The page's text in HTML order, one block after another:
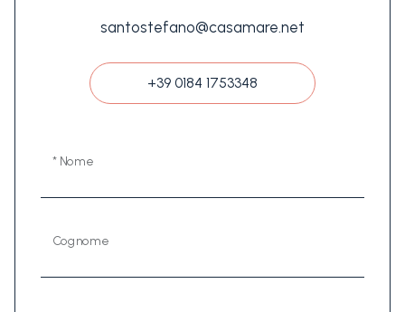
santostefano@casamare.net
+39 0184 1753348
* Nome
Cognome